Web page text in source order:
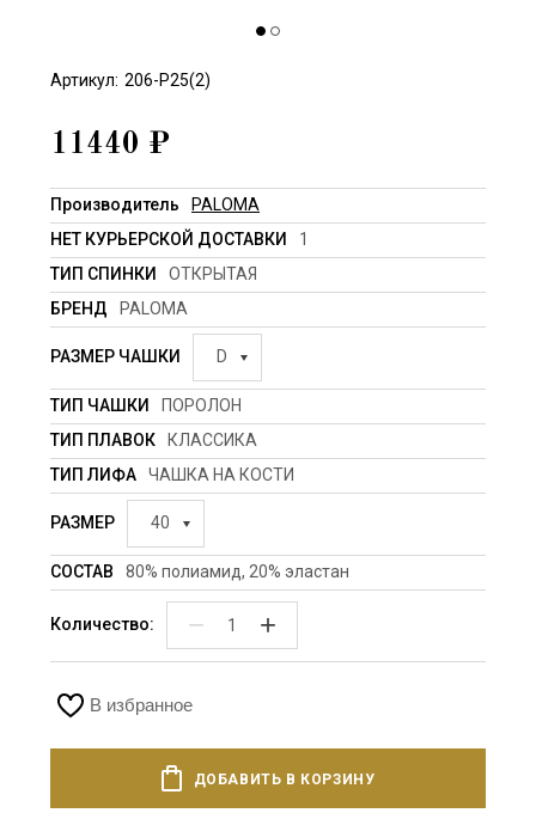
Артикул: 206-P25(2)
11440 ₽
Производитель
PALOMA
НЕТ КУРЬЕРСКОЙ ДОСТАВКИ
1
ТИП СПИНКИ
ОТКРЫТАЯ
БРЕНД
PALOMA
РАЗМЕР ЧАШКИ D
ТИП ЧАШКИ
ПОРОЛОН
ТИП ПЛАВОК
КЛАССИКА
ТИП ЛИФА
ЧАШКА НА КОСТИ
РАЗМЕР 40
СОСТАВ 80% полиамид, 20% эластан
Количество: − +
В избранное
ДОБАВИТЬ В КОРЗИНУ